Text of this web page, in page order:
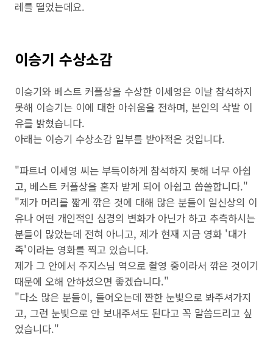
레를 떨었는데요.
이승기 수상소감
이승기와 베스트 커플상을 수상한 이세영은 이날 참석하지
못해 이승기는 이에 대한 아쉬움을 전하며, 본인의 삭발 이
유를 밝혔습니다.
아래는 이승기 수상소감 일부를 받아적은 것입니다.
"파트너 이세영 씨는 부득이하게 참석하지 못해 너무 아쉽
고, 베스트 커플상을 혼자 받게 되어 아쉽고 씁쓸합니다."
"제가 머리를 짧게 깎은 것에 대해 많은 분들이 일신상의 이
유나 어떤 개인적인 심경의 변화가 아닌가 하고 추측하시는
분들이 많았는데 전혀 아니고, 제가 현재 지금 영화 '대가
족'이라는 영화를 찍고 있습니다.
제가 그 안에서 주지스님 역으로 촬영 중이라서 깎은 것이기
때문에 오해 안하셨으면 좋겠습니다."
"다소 많은 분들이, 들어오는데 짠한 눈빛으로 봐주셔가지
고, 그런 눈빛으로 안 보내주셔도 된다고 꼭 말씀드리고 싶
었습니다."